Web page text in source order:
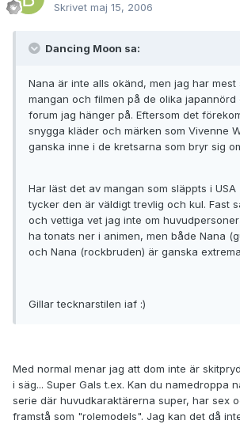
Skrivet maj 15, 2006
Dancing Moon sa:
Nana är inte alls okänd, men jag har mest
mangan och filmen på de olika japannörd
forum jag hänger på. Eftersom det
snygga kläder och märken som Vivenne
ganska inne i de kretsarna som bryr sig
Har läst det av mangan som släppts i USA
tycker den är väldigt trevlig och kul. Fast
och vettiga vet jag inte om
ha tonats ner i animen, men både Nana
och Nana (rockbruden) är ganska
Gillar tecknarstilen iaf :)
Med normal menar jag att dom inte är
i säg... Super Gals t.ex. Kan du namedroppa
serie där huvudkaraktärerna super, har sex
framstå som "rolemodels". Jag kan det då